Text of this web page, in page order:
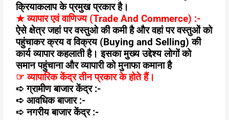
क्रियाकलाप के प्रमुख प्रकार है।
★ व्यापार एवं वाणिज्य (Trade And Commerce) :-
ऐसे क्षेत्र जहां पर वस्तुओ की कमी है और वहां पर वस्तुओं को
पहुंचाकर क्रय व विक्रय (Buying and Selling)की
कार्य व्यापार कहलाती है। इसका मुख्य उद्देश्य लोगों को
समान पहुंचाना और व्यापारी को मुनाफा कमाना है
☞ व्यापारिक केंद्र तीन प्रकार के होते हैं।
➪ ग्रामीण बाजार केंद्र :-
➪ आवधिक बाजार :-
➪ नगरीय बाजार केंद्र :-